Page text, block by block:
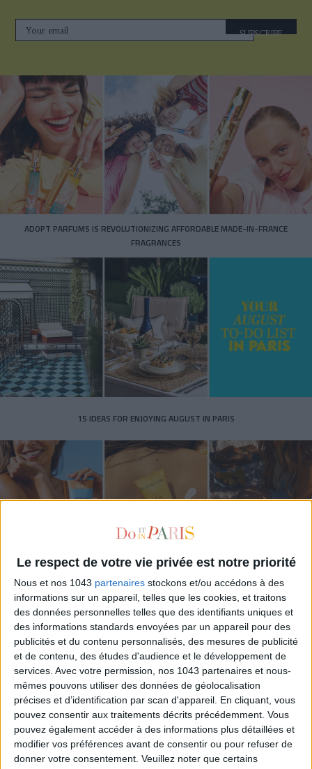
Le respect de votre vie privée est notre priorité
Nous et nos 1043 partenaires stockons et/ou accédons à des
informations sur un appareil, telles que les cookies, et traitons
des données personnelles telles que des identifiants uniques et
des informations standards envoyées par un appareil pour des
publicités et du contenu personnalisés, des mesures de publicité
et de contenu, des études d'audience et le développement de
services. Avec votre permission, nos 1043 partenaires et nous-
mêmes pouvons utiliser des données de géolocalisation
précises et d’identification par scan d'appareil. En cliquant, vous
pouvez consentir aux traitements décrits précédemment. Vous
pouvez également accéder à des informations plus détaillées et
modifier vos préférences avant de consentir ou pour refuser de
donner votre consentement. Veuillez noter que certains
SUBSCRIBE
ADOPT PARFUMS IS REVOLUTIONIZING AFFORDABLE MADE-IN-FRANCE
FRAGRANCES
15 IDEAS FOR ENJOYING AUGUST IN PARIS
SPF 50 SUNSCREENS YOU'LL ACTUALLY WANT TO SLATHER ON